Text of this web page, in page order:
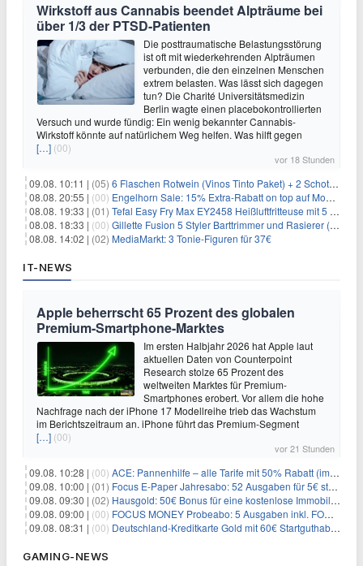
Wirkstoff aus Cannabis beendet Alpträume bei
über 1/3 der PTSD-Patienten
Die posttraumatische Belastungsstörung
ist oft mit wiederkehrenden Alpträumen
verbunden, die den einzelnen Menschen
extrem belasten. Was lässt sich dagegen
tun? Die Charité Universitätsmedizin
Berlin wagte einen placebokontrollierten
Versuch und wurde fündig: Ein wenig bekannter Cannabis-
Wirkstoff könnte auf natürlichem Weg helfen. Was hilft gegen
[…] (00)
vor 18 Stunden
09.08. 10:11 | (05) 6 Flaschen Rotwein (Vinos Tinto Paket) + 2 Schott Zwiesel Gläser für 25,99€ inkl. Versand
08.08. 20:55 | (00) Engelhorn Sale: 15% Extra-Rabatt on top auf Mode- und Sport-Artikel
08.08. 19:33 | (01) Tefal Easy Fry Max EY2458 Heißluftfritteuse mit 5 Litern für 64,99€
08.08. 18:33 | (00) Gillette Fusion 5 Styler Barttrimmer und Rasierer (All in One) für 16€
08.08. 14:02 | (02) MediaMarkt: 3 Tonie-Figuren für 37€
IT-NEWS
Apple beherrscht 65 Prozent des globalen
Premium-Smartphone-Marktes
Im ersten Halbjahr 2026 hat Apple laut
aktuellen Daten von Counterpoint
Research stolze 65 Prozent des
weltweiten Marktes für Premium-
Smartphones erobert. Vor allem die hohe
Nachfrage nach der iPhone 17 Modellreihe trieb das Wachstum
im Berichtszeitraum an. iPhone führt das Premium-Segment
[…] (00)
vor 21 Stunden
09.08. 10:28 | (00) ACE: Pannenhilfe – alle Tarife mit 50% Rabatt (im ersten Jahr)
09.08. 10:00 | (01) Focus E-Paper Jahresabo: 52 Ausgaben für 5€ statt 207,48€ – per Formular kündbar!
09.08. 09:30 | (02) Hausgold: 50€ Bonus für eine kostenlose Immobilienbewertung
09.08. 09:00 | (00) FOCUS MONEY Probeabo: 5 Ausgaben inkl. FOCUS+ Zugang für 5€
09.08. 08:31 | (00) Deutschland-Kreditkarte Gold mit 60€ Startguthaben (45€ Gewinn)
GAMING-NEWS